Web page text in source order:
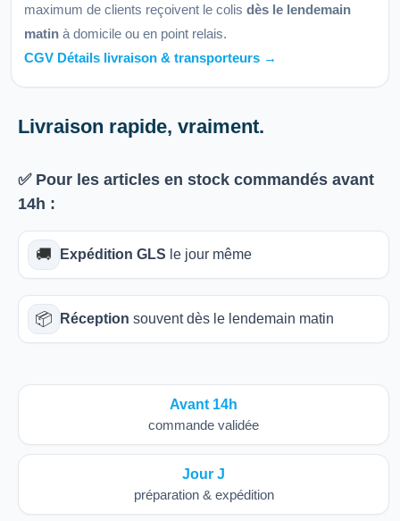
maximum de clients reçoivent le colis dès le lendemain
matin à domicile ou en point relais.
CGV Détails livraison & transporteurs →
Livraison rapide, vraiment.
✅ Pour les articles en stock commandés avant
14h :
🚚 Expédition GLS le jour même
📦 Réception souvent dès le lendemain matin
Avant 14h
commande validée
Jour J
préparation & expédition